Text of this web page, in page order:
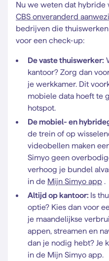
Nu we weten dat hybride
CBS onveranderd
bedrijven die
voor een check-up:
De vaste thuiswerker:
kantoor? Zorg dan
je werkkamer. Dit
mobiele data hoeft te
hotspot.
De mobiel- en
de trein of op
videobellen maken
Simyo geen
verhoog je bundel
in de Mijn Simyo app .
Altijd op kantoor: Is
optie? Kies dan voor
je maandelijkse
appen, streamen en
dan je nodig hebt? Je
in de Mijn Simyo app.